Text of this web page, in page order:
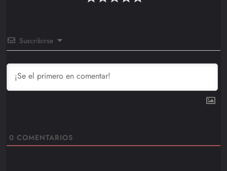
Suscribirse
0 COMENTARIOS